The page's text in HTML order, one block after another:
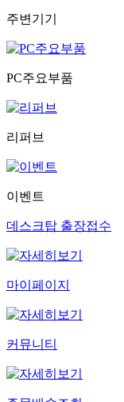
주변기기
PC주요부품
리퍼브
이벤트
데스크탑 출장접수
마이페이지
커뮤니티